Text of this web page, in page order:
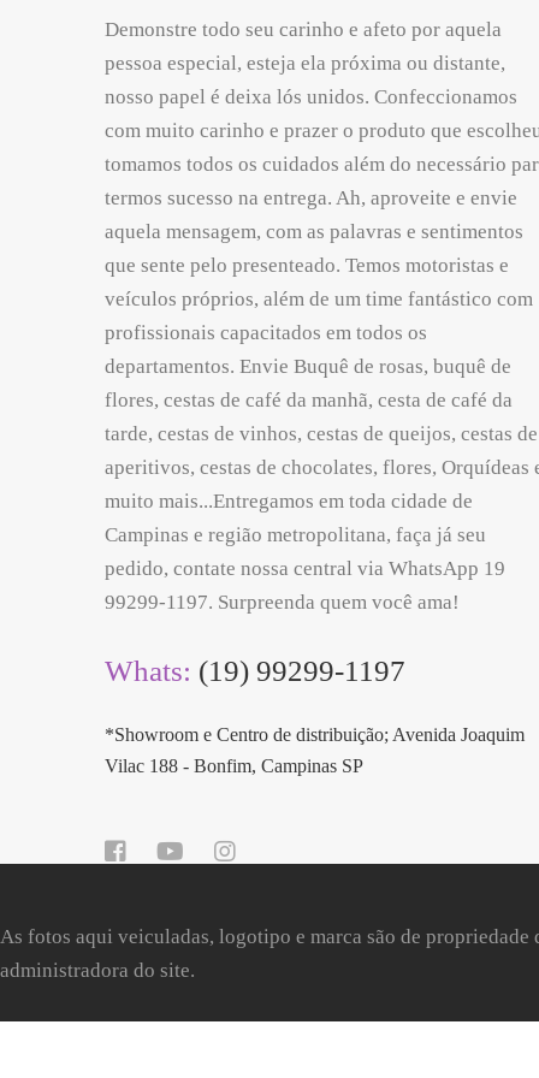
Demonstre todo seu carinho e afeto por aquela
pessoa especial, esteja ela próxima ou distante,
nosso papel é deixa lós unidos. Confeccionamos
com muito carinho e prazer o produto que
tomamos todos os cuidados além do necessário
termos sucesso na entrega. Ah, aproveite e envie
aquela mensagem, com as palavras e sentimentos
que sente pelo presenteado. Temos motoristas e
veículos próprios, além de um time fantástico com
profissionais capacitados em todos os
departamentos. Envie Buquê de rosas, buquê de
flores, cestas de café da manhã, cesta de café da
tarde, cestas de vinhos, cestas de queijos, cestas de
aperitivos, cestas de chocolates, flores, Orquídeas
muito mais...Entregamos em toda cidade de
Campinas e região metropolitana, faça já seu
pedido, contate nossa central via WhatsApp 19
99299-1197. Surpreenda quem você ama!
Whats: (19) 99299-1197
*Showroom e Centro de distribuição; Avenida Joaquim
Vilac 188 - Bonfim, Campinas SP
As fotos aqui veiculadas, logotipo e marca são de propriedade
administradora do site.